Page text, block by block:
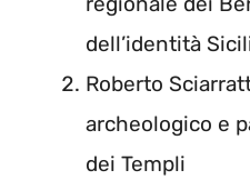
dell’identità
Roberto
archeologico e
dei Templi